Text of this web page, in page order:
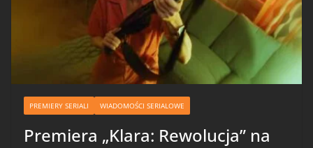
PREMIERY SERIALI WIADOMOŚCI SERIALOWE
Premiera „Klara: Rewolucja” na